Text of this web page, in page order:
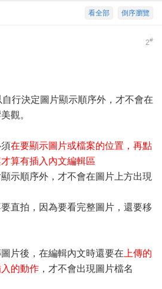
倒序瀏覽
看全部
2#
自行決定圖片顯示順序外，才不會在
觀。
在要顯示圖片或檔案的位置，再點
算有插入內文編輯區
示順序外，才不會在圖片上方出現
直拍，因為要看完整圖片，還要移
片後，在編輯內文時還要在 上傳的
的動作 ，才不會出現圖片檔名